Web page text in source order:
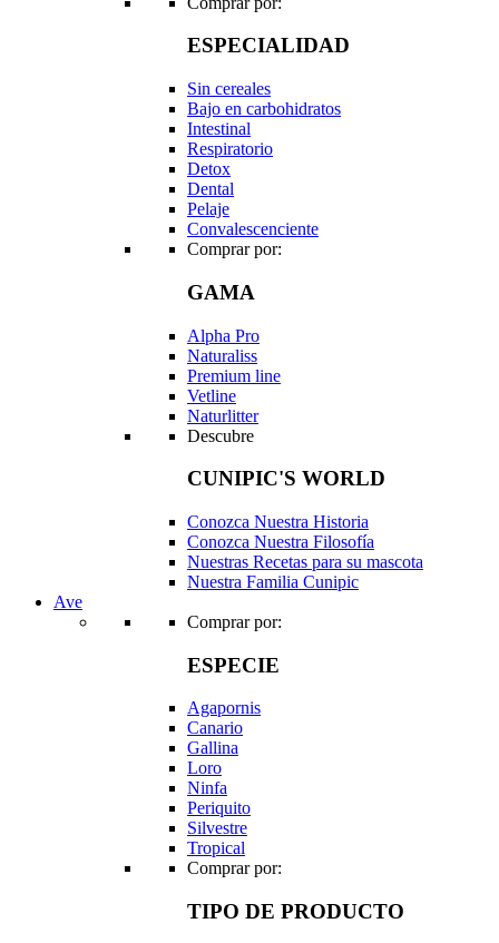
ESPECIALIDAD
Sin cereales
Bajo en carbohidratos
Intestinal
Respiratorio
Detox
Dental
Pelaje
Convalescenciente
Comprar por:
GAMA
Alpha Pro
Naturaliss
Premium line
Vetline
Naturlitter
Descubre
CUNIPIC'S WORLD
Conozca Nuestra Historia
Conozca Nuestra Filosofía
Nuestras Recetas para su mascota
Nuestra Familia Cunipic
Ave
Comprar por:
ESPECIE
Agapornis
Canario
Gallina
Loro
Ninfa
Periquito
Silvestre
Tropical
Comprar por:
TIPO DE PRODUCTO